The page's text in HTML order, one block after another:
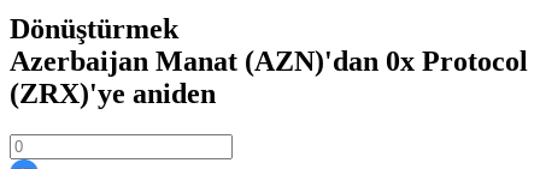
Dönüştürmek
Azerbaijan Manat (AZN)'dan 0x Protocol
(ZRX)'ye aniden